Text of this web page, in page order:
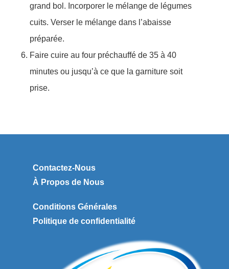
grand bol. Incorporer le mélange de légumes
cuits. Verser le mélange dans l’abaisse
préparée.
Faire cuire au four préchauffé de 35 à 40
minutes ou jusqu’à ce que la garniture soit
prise.
Contactez-Nous
À Propos de Nous
Conditions Générales
Politique de confidentialité